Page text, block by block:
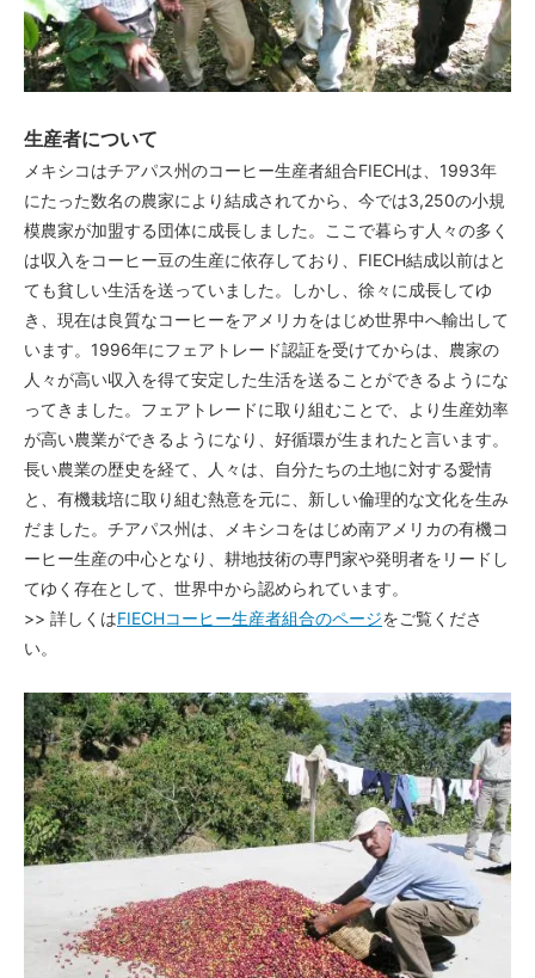
生産者について
メキシコはチアパス州のコーヒー生産者組合FIECHは、1993年
にたった数名の農家により結成されてから、今では3,250の小規
模農家が加盟する団体に成長しました。ここで暮らす人々の多く
は収入をコーヒー豆の生産に依存しており、FIECH結成以前はと
ても貧しい生活を送っていました。しかし、徐々に成長してゆ
き、現在は良質なコーヒーをアメリカをはじめ世界中へ輸出して
います。1996年にフェアトレード認証を受けてからは、農家の
人々が高い収入を得て安定した生活を送ることができるようにな
ってきました。フェアトレードに取り組むことで、より生産効率
が高い農業ができるようになり、好循環が生まれたと言います。
長い農業の歴史を経て、人々は、自分たちの土地に対する愛情
と、有機栽培に取り組む熱意を元に、新しい倫理的な文化を生み
だました。チアパス州は、メキシコをはじめ南アメリカの有機コ
ーヒー生産の中心となり、耕地技術の専門家や発明者をリードし
てゆく存在として、世界中から認められています。
>> 詳しくはFIECHコーヒー生産者組合のページをご覧くださ
い。